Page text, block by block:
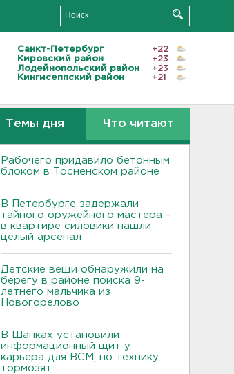
Санкт-Петербург
+22
Кировский район
+23
Лодейнопольский район
+23
Кингисеппский район
+21
Темы дня Что читают
Рабочего придавило бетонным
блоком в Тосненском районе
В Петербурге задержали
тайного оружейного мастера –
в квартире силовики нашли
целый арсенал
Детские вещи обнаружили на
берегу в районе поиска 9-
летнего мальчика из
Новогорелово
В Шапках установили
информационный щит у
карьера для ВСМ, но технику
тормозят